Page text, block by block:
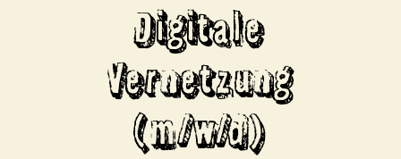
Digitale
Vernetzung
(m/w/d)